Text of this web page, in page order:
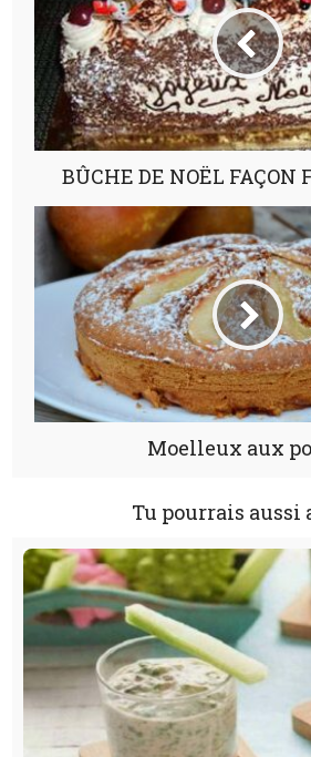
BÛCHE DE NOËL FAÇON
Moelleux aux
Tu pourrais aussi